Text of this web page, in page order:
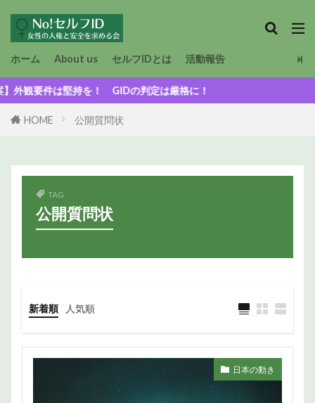
ホーム About us セルフIDとは 活動報告
！ GIDの判定は厳格に！
HOME 公開質問状
TAG
公開質問状
新着順 人気順
日本の動き